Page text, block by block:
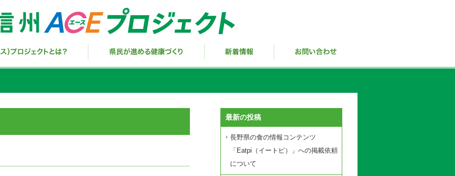
最新の投稿
長野県の食の情報コンテンツ
「Eatpi（イートピ）」への掲載依頼
について